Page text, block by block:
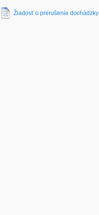
Žiadosť o prerušenie dochádzky